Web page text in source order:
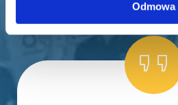
Odmowa